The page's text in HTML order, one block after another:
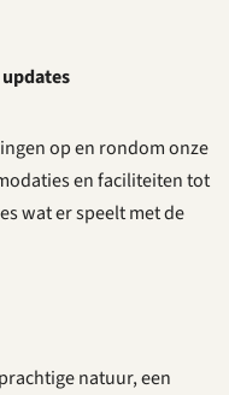
op en rondom onze
en faciliteiten tot
wat er speelt met de
natuur, een